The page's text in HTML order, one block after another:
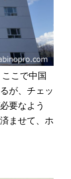
こで中国
が、チェッ
要なよう
ませて、ホ